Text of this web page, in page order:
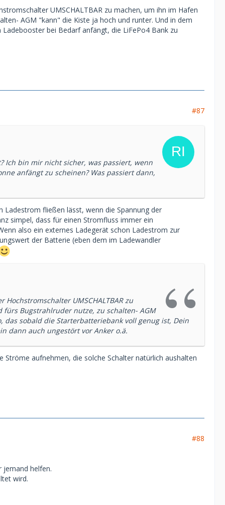
UMSCHALTBAR zu machen, um ihn im Hafen
AGM "kann" die Kiste ja hoch und runter. Und in dem
bei Bedarf anfängt, die LiFePo4 Bank zu
#87
Ich bin mir nicht sicher, was passiert, wenn
anfängt zu scheinen? Was passiert dann,
fließen lässt, wenn die Spannung der
simpel, dass für einen Stromfluss immer ein
also ein externes Ladegerät schon Ladestrom zur
der Batterie (eben dem im Ladewandler
UMSCHALTBAR zu
Bugstrahlruder nutze, zu schalten- AGM
sobald die Starterbatteriebank voll genug ist, Dein
dann auch ungestört vor Anker o.ä.
aufnehmen, die solche Schalter natürlich aushalten
#88
jemand helfen.
wird.